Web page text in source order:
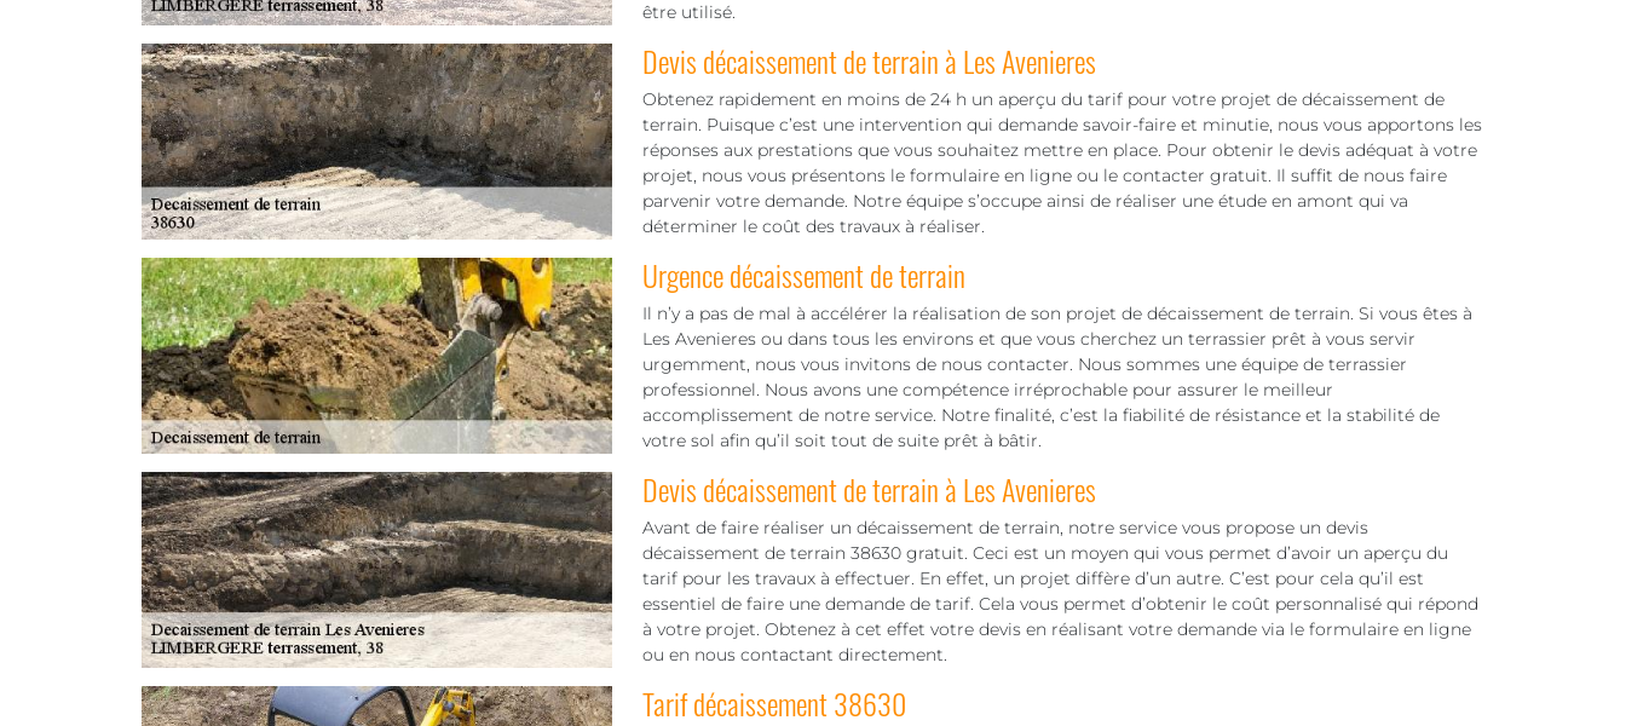
être utilisé.
Devis décaissement de terrain à Les Avenieres
Obtenez rapidement en moins de 24 h un aperçu du tarif pour votre projet de décaissement de
terrain. Puisque c’est une intervention qui demande savoir-faire et minutie, nous vous apportons les
réponses aux prestations que vous souhaitez mettre en place. Pour obtenir le devis adéquat à votre
projet, nous vous présentons le formulaire en ligne ou le contacter gratuit. Il suffit de nous faire
parvenir votre demande. Notre équipe s’occupe ainsi de réaliser une étude en amont qui va
déterminer le coût des travaux à réaliser.
Urgence décaissement de terrain
Il n’y a pas de mal à accélérer la réalisation de son projet de décaissement de terrain. Si vous êtes à
Les Avenieres ou dans tous les environs et que vous cherchez un terrassier prêt à vous servir
urgemment, nous vous invitons de nous contacter. Nous sommes une équipe de terrassier
professionnel. Nous avons une compétence irréprochable pour assurer le meilleur
accomplissement de notre service. Notre finalité, c’est la fiabilité de résistance et la stabilité de
votre sol afin qu’il soit tout de suite prêt à bâtir.
Devis décaissement de terrain à Les Avenieres
Avant de faire réaliser un décaissement de terrain, notre service vous propose un devis
décaissement de terrain 38630 gratuit. Ceci est un moyen qui vous permet d’avoir un aperçu du
tarif pour les travaux à effectuer. En effet, un projet diffère d’un autre. C’est pour cela qu’il est
essentiel de faire une demande de tarif. Cela vous permet d’obtenir le coût personnalisé qui répond
à votre projet. Obtenez à cet effet votre devis en réalisant votre demande via le formulaire en ligne
ou en nous contactant directement.
Tarif décaissement 38630